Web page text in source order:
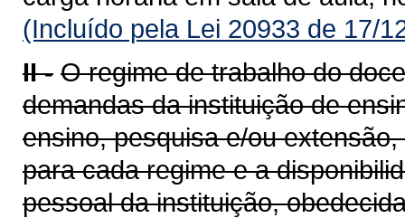
(Incluído pela Lei 20933 de 17/
II - O regime de trabalho do
demandas da instituição de
ensino, pesquisa e/ou
para cada regime e a
pessoal da instituição,